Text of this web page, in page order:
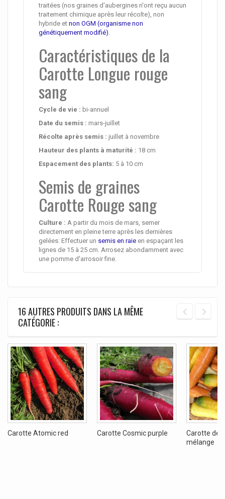
traitées (nos graines d'aubergines n'ont reçu aucun
traitement chimique après leur récolte), non
hybride et non OGM (organisme non
génétiquement modifié)
Caractéristiques de la
Carotte Longue rouge
sang
Cycle de vie : bi-annuel
Date du semis : mars-juillet
Récolte après semis : juillet à novembre
Hauteur des plants à maturité : 18 cm
Espacement des plants: 5 à 10 cm
Semis de graines
Carotte Rouge sang
Culture : A partir du mois de mars, semer
directement en pleine terre après les dernières
gelées: Effectuer un semis en raie en espaçant les
lignes de 15 à 25 cm. Arrosez abondamment avec
une pomme d'arrosoir fine.
16 AUTRES PRODUITS DANS LA MÊME
CATÉGORIE :
Carotte Atomic red Carotte Cosmic purple
Carotte de
mélange